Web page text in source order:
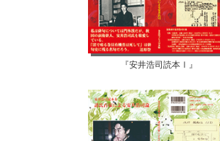
『安井浩司読本Ⅰ』